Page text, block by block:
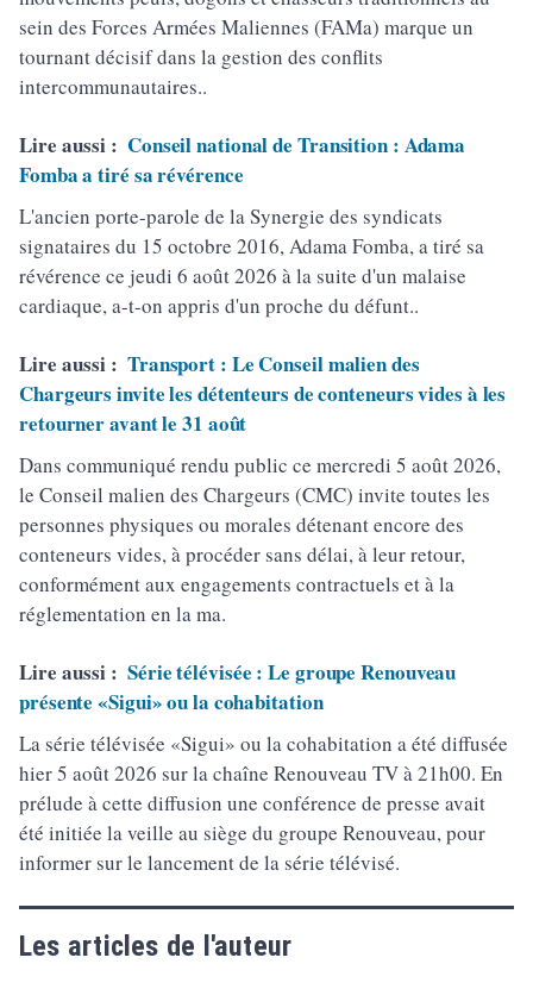
sein des Forces Armées Maliennes (FAMa) marque un
tournant décisif dans la gestion des conflits
intercommunautaires..
Lire aussi : Conseil national de Transition : Adama
Fomba a tiré sa révérence
L'ancien porte-parole de la Synergie des syndicats
signataires du 15 octobre 2016, Adama Fomba, a tiré sa
révérence ce jeudi 6 août 2026 à la suite d'un malaise
cardiaque, a-t-on appris d'un proche du défunt..
Lire aussi : Transport : Le Conseil malien des
Chargeurs invite les détenteurs de conteneurs vides à les
retourner avant le 31 août
Dans communiqué rendu public ce mercredi 5 août 2026,
le Conseil malien des Chargeurs (CMC) invite toutes les
personnes physiques ou morales détenant encore des
conteneurs vides, à procéder sans délai, à leur retour,
conformément aux engagements contractuels et à la
réglementation en la ma.
Lire aussi : Série télévisée : Le groupe Renouveau
présente «Sigui» ou la cohabitation
La série télévisée «Sigui» ou la cohabitation a été diffusée
hier 5 août 2026 sur la chaîne Renouveau TV à 21h00. En
prélude à cette diffusion une conférence de presse avait
été initiée la veille au siège du groupe Renouveau, pour
informer sur le lancement de la série télévisé.
Les articles de l'auteur